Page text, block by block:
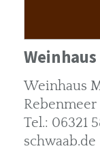
Weinhaus
Rebenmeer
Tel.: 06321
schwaab.de